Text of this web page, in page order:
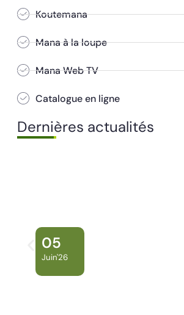
Koutemana
Mana à la loupe
Mana Web TV
Catalogue en ligne
Dernières actualités
05
Juin'26